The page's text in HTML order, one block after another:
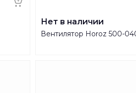
Нет в наличии
Вентилятор Horoz 500-